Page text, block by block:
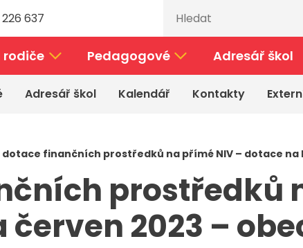
637
rodiče Pedagogové Adresář škol
Adresář škol Kalendář Kontakty
dotace finančních prostředků na přímé NIV – dotace
prostředků
2023 –